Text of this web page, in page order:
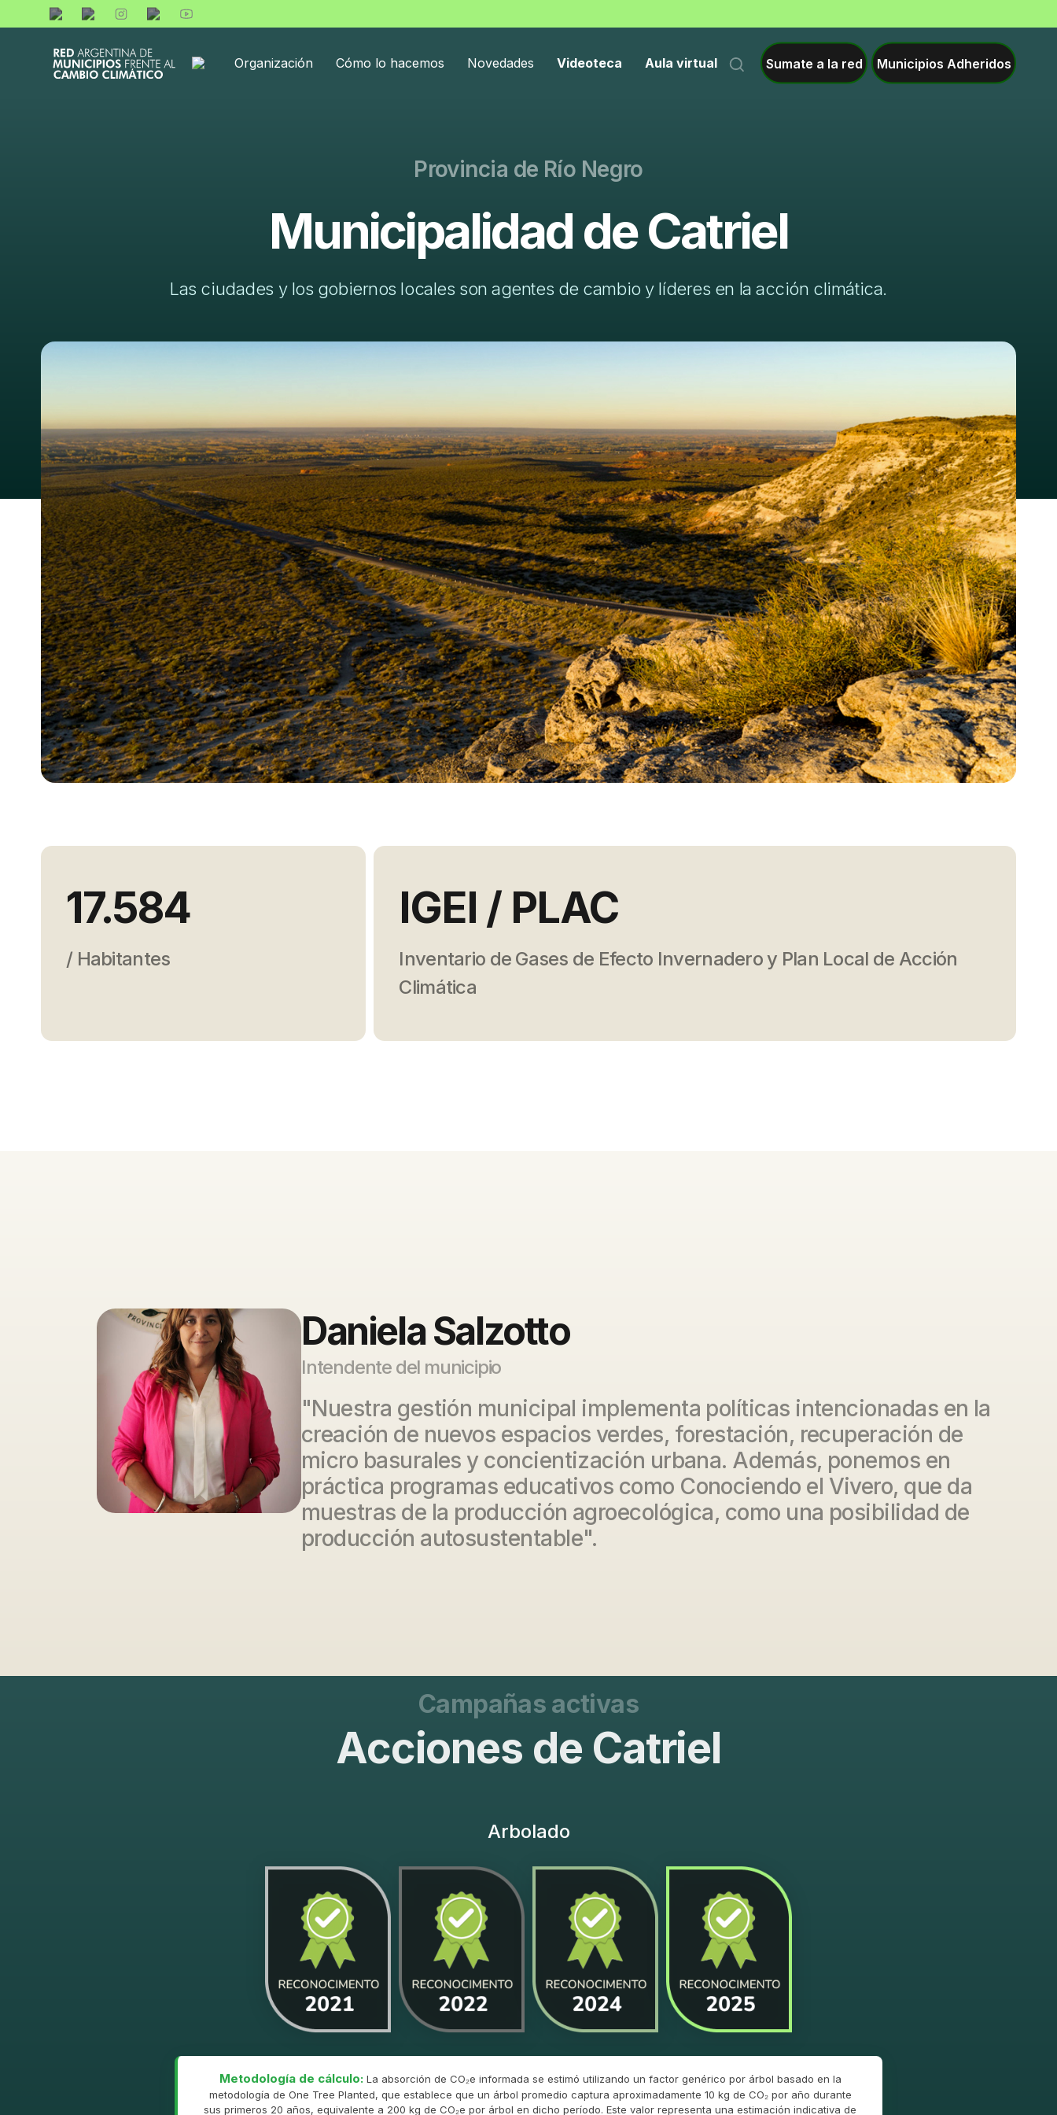
Organización Cómo lo hacemos Novedades Videoteca Aula virtual Sumate a la red Municipios Adheridos
Provincia de Rí­o Negro
Municipalidad de Catriel
Las ciudades y los gobiernos locales son agentes de cambio y líderes en la acción climática.
17.584
/ Habitantes
IGEI / PLAC
Inventario de Gases de Efecto Invernadero y Plan Local de Acción
Climática
Daniela Salzotto
Intendente del municipio
"Nuestra gestión municipal implementa políticas intencionadas en la
creación de nuevos espacios verdes, forestación, recuperación de
micro basurales y concientización urbana. Además, ponemos en
práctica programas educativos como Conociendo el Vivero, que da
muestras de la producción agroecológica, como una posibilidad de
producción autosustentable".
Campañas activas
Acciones de Catriel
Arbolado
Metodología de cálculo:La absorción de CO₂e informada se estimó utilizando un factor genérico por árbol basado en la
metodología de One Tree Planted, que establece que un árbol promedio captura aproximadamente 10 kg de CO₂ por año durante
sus primeros 20 años, equivalente a 200 kg de CO₂e por árbol en dicho período. Este valor representa una estimación indicativa de